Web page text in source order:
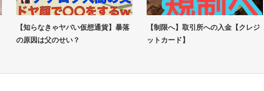
【知らなきゃヤバい仮想通貨】暴落
の原因は父のせい？
【制限へ】取引所への入金【クレジ
ットカード】